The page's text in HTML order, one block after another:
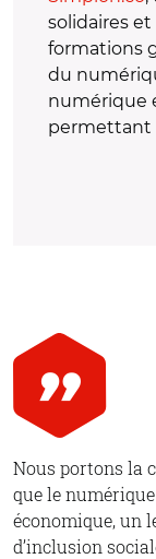
solidaires
formations
du
numérique
permettant
Nous portons la
que le
économique, un
d’inclusion